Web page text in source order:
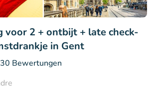
voor 2 + ontbijt + late check-
in Gent
Bewertungen